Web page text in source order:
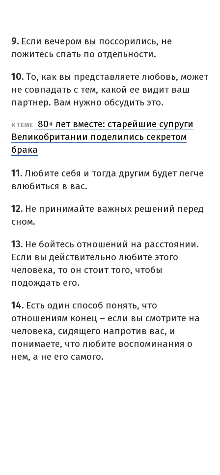
9. Если вечером вы поссорились, не
ложитесь спать по отдельности.
10. То, как вы представляете любовь, может
не совпадать с тем, какой ее видит ваш
партнер. Вам нужно обсудить это.
К ТЕМЕ
80+ лет вместе: старейшие супруги
Великобритании поделились секретом
брака
11. Любите себя и тогда другим будет легче
влюбиться в вас.
12. Не принимайте важных решений перед
сном.
13. Не бойтесь отношений на расстоянии.
Если вы действительно любите этого
человека, то он стоит того, чтобы
подождать его.
14. Есть один способ понять, что
отношениям конец – если вы смотрите на
человека, сидящего напротив вас, и
понимаете, что любите воспоминания о
нем, а не его самого.